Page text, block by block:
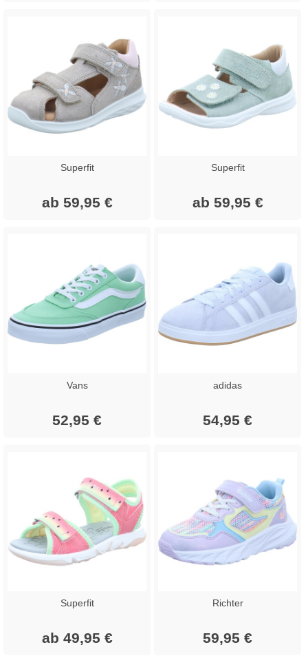
Superfit
ab 59,95 €
Superfit
ab 59,95 €
Vans
52,95 €
adidas
54,95 €
Superfit
ab 49,95 €
Richter
59,95 €